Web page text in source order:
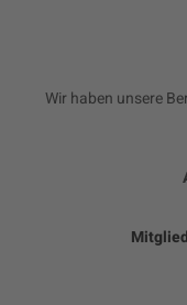
Wir haben unsere